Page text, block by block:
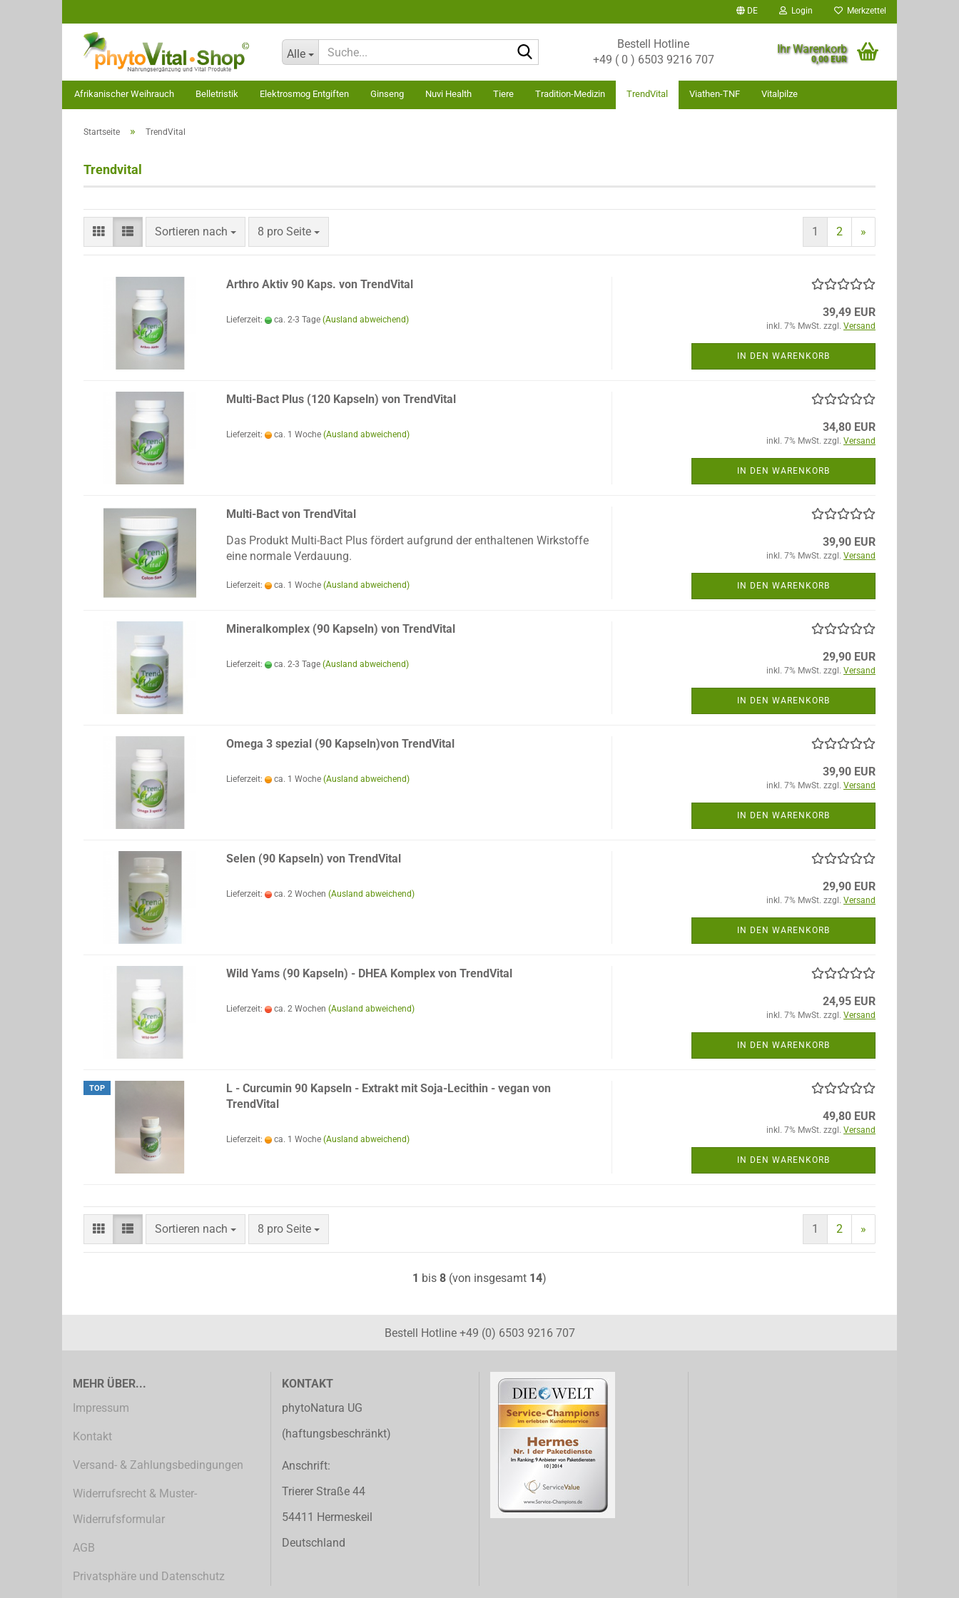
DE Login Merkzettel
Alle
Bestell Hotline
+49 ( 0 ) 6503 9216 707
Ihr Warenkorb
0,00 EUR
Afrikanischer Weihrauch Belletristik Elektrosmog Entgiften Ginseng Nuvi Health Tiere Tradition-Medizin TrendVital Viathen-TNF Vitalpilze
Startseite » TrendVital
Trendvital
Sortieren nach
Sortieren nach 8 pro Seite
pro Seite 1 2 »
Arthro Aktiv 90 Kaps. von TrendVital
Lieferzeit: ca. 2-3 Tage (Ausland abweichend)
39,49 EUR
inkl. 7% MwSt. zzgl. Versand
IN DEN WARENKORB
Multi-Bact Plus (120 Kapseln) von TrendVital
Lieferzeit: ca. 1 Woche (Ausland abweichend)
34,80 EUR
inkl. 7% MwSt. zzgl. Versand
IN DEN WARENKORB
Multi-Bact von TrendVital
Das Produkt Multi-Bact Plus fördert aufgrund der enthaltenen Wirkstoffe
eine normale Verdauung.
Lieferzeit: ca. 1 Woche (Ausland abweichend)
39,90 EUR
inkl. 7% MwSt. zzgl. Versand
IN DEN WARENKORB
Mineralkomplex (90 Kapseln) von TrendVital
Lieferzeit: ca. 2-3 Tage (Ausland abweichend)
29,90 EUR
inkl. 7% MwSt. zzgl. Versand
IN DEN WARENKORB
Omega 3 spezial (90 Kapseln)von TrendVital
Lieferzeit: ca. 1 Woche (Ausland abweichend)
39,90 EUR
inkl. 7% MwSt. zzgl. Versand
IN DEN WARENKORB
Selen (90 Kapseln) von TrendVital
Lieferzeit: ca. 2 Wochen (Ausland abweichend)
29,90 EUR
inkl. 7% MwSt. zzgl. Versand
IN DEN WARENKORB
Wild Yams (90 Kapseln) - DHEA Komplex von TrendVital
Lieferzeit: ca. 2 Wochen (Ausland abweichend)
24,95 EUR
inkl. 7% MwSt. zzgl. Versand
IN DEN WARENKORB
TOP
L - Curcumin 90 Kapseln - Extrakt mit Soja-Lecithin - vegan von
TrendVital
Lieferzeit: ca. 1 Woche (Ausland abweichend)
49,80 EUR
inkl. 7% MwSt. zzgl. Versand
IN DEN WARENKORB
Sortieren nach
Sortieren nach 8 pro Seite
pro Seite 1 2 »
1 bis 8 (von insgesamt 14)
Bestell Hotline +49 (0) 6503 9216 707
MEHR ÜBER...
Impressum
Kontakt
Versand- & Zahlungsbedingungen
Widerrufsrecht & Muster-
Widerrufsformular
AGB
Privatsphäre und Datenschutz
KONTAKT
phytoNatura UG
(haftungsbeschränkt)
Anschrift:
Trierer Straße 44
54411 Hermeskeil
Deutschland